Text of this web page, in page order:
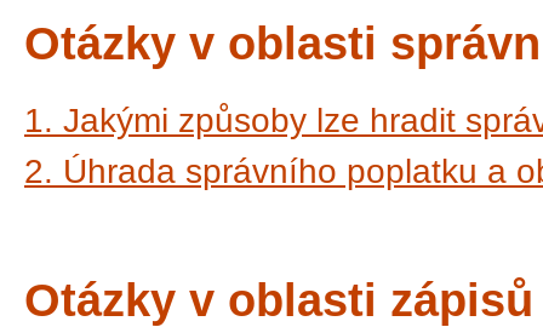
Otázky v oblasti
1. Jakými způsoby lze hradit
2. Úhrada správního poplatku a
Otázky v oblasti